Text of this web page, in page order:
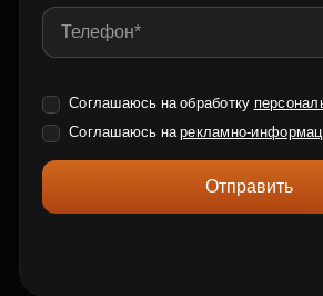
Соглашаюсь на обработку
Соглашаюсь нарекламно-
Отправить